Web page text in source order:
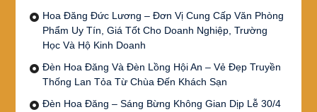
Hoa Đăng Đức Lương – Đơn Vị Cung Cấp Văn Phòng
Phẩm Uy Tín, Giá Tốt Cho Doanh Nghiệp, Trường
Học Và Hộ Kinh Doanh
Đèn Hoa Đăng Và Đèn Lồng Hội An – Vẻ Đẹp Truyền
Thống Lan Tỏa Từ Chùa Đến Khách Sạn
Đèn Hoa Đăng – Sáng Bừng Không Gian Dịp Lễ 30/4